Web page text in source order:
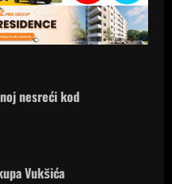
nesreći kod
Vukšića